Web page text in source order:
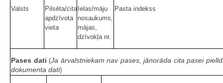
Valsts
Pilsēta/cita
apdzīvota
vieta
Ielas/māju
nosaukums,
mājas,
dzīvokļa nr.
Pasta indekss
Pases dati (Ja ārvalstniekam nav pases, jānorāda cita pasei
dokumenta dati)